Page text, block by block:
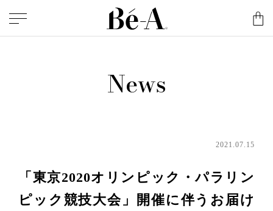
News
2021.07.15
「東京2020オリンピック・パラリン
ピック競技大会」開催に伴うお届け